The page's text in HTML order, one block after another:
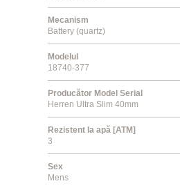
Mecanism
Battery (quartz)
Modelul
18740-377
Producător Model Serial
Herren Ultra Slim 40mm
Rezistent la apă [ATM]
3
Sex
Mens